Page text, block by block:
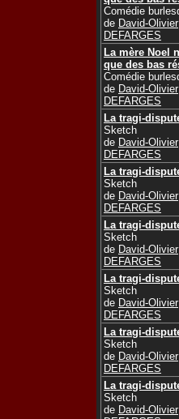
Comédie
de David-Olivier
DEFARGES
La mère Noel
que des bas
Comédie
de David-Olivier
DEFARGES
La tragi-
Sketch
de David-Olivier
DEFARGES
La tragi-
Sketch
de David-Olivier
DEFARGES
La tragi-
Sketch
de David-Olivier
DEFARGES
La tragi-
Sketch
de David-Olivier
DEFARGES
La tragi-
Sketch
de David-Olivier
DEFARGES
La tragi-
Sketch
de David-Olivier